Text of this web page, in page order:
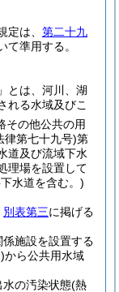
定は、 第二十九
て準用する。
とは、河川、湖
れる水域及びこ
その他公共の用
律第七十九号)第
道及び流域下水
理場を設置して
水道を含む。)
別表第三に掲げる
施設を設置する
から公共用水域
水の汚染状態(熱